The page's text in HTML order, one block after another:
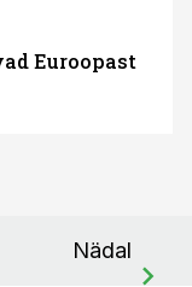
Euroopast
Nädal